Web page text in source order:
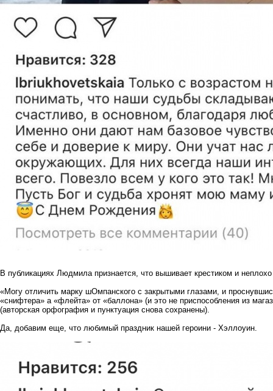
В публикациях Людмила признается, что вышивает крестиком и неплохо
«Могу отличить марку шОмпанского с закрытыми глазами, и
«снифтера» а «флейта» от «баллона» (и это не приспособления из
(авторская орфография и пунктуация снова сохранены).
Да, добавим еще, что любимый праздник нашей героини - Хэллоуин.